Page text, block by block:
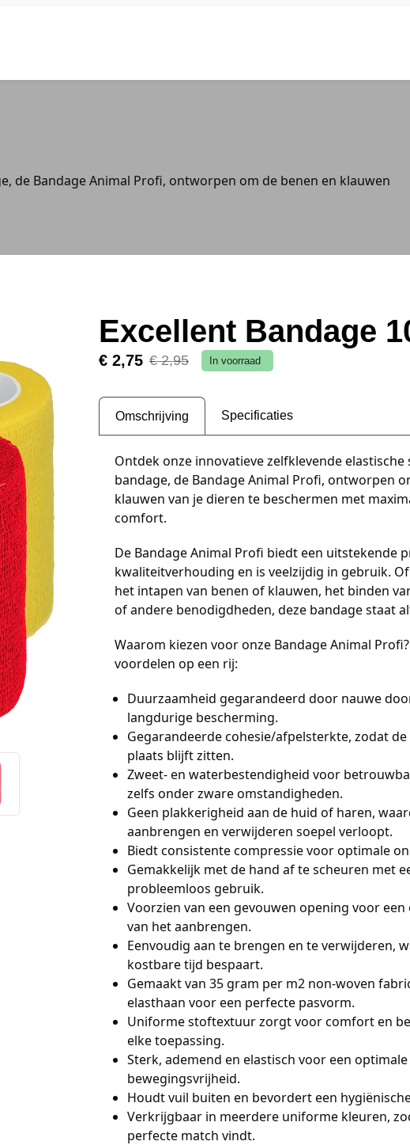
de Bandage Animal Profi, ontworpen om de benen en klauwen
Excellent Bandage
€ 2,75 € 2,95 In voorraad
Omschrijving Specificaties
Ontdek onze innovatieve zelfklevende
bandage, de Bandage Animal Profi, ontworpen
klauwen van je dieren te beschermen met
comfort.
De Bandage Animal Profi biedt een uitstekende
kwaliteitverhouding en is veelzijdig in gebruik.
het intapen van benen of klauwen, het binden
of andere benodigdheden, deze bandage staat
Waarom kiezen voor onze Bandage Animal
voordelen op een rij:
Duurzaamheid gegarandeerd door nauwe
langdurige bescherming.
Gegarandeerde cohesie/afpelsterkte, zodat
plaats blijft zitten.
Zweet- en waterbestendigheid voor
zelfs onder zware omstandigheden.
Geen plakkerigheid aan de huid of haren,
aanbrengen en verwijderen soepel verloopt.
Biedt consistente compressie voor optimale
Gemakkelijk met de hand af te scheuren met
probleemloos gebruik.
Voorzien van een gevouwen opening voor
van het aanbrengen.
Eenvoudig aan te brengen en te verwijderen,
kostbare tijd bespaart.
Gemaakt van 35 gram per m2 non-woven
elasthaan voor een perfecte pasvorm.
Uniforme stoftextuur zorgt voor comfort en
elke toepassing.
Sterk, ademend en elastisch voor een
bewegingsvrijheid.
Houdt vuil buiten en bevordert een
Verkrijgbaar in meerdere uniforme kleuren,
perfecte match vindt.